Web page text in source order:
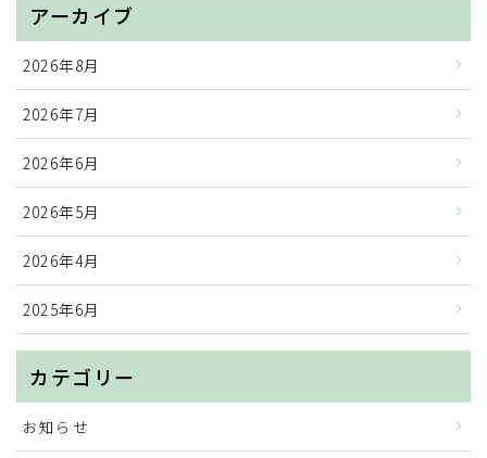
アーカイブ
2026年8月
2026年7月
2026年6月
2026年5月
2026年4月
2025年6月
カテゴリー
お知らせ